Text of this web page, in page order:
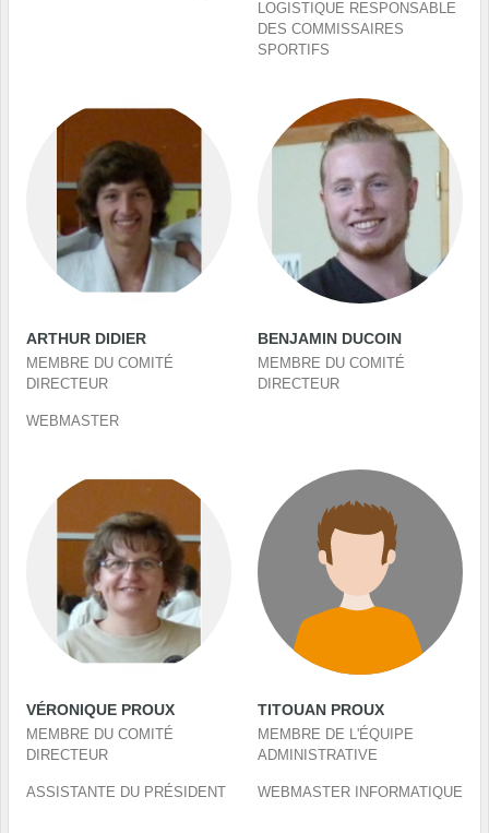
LOGISTIQUE RESPONSABLE
DES COMMISSAIRES
SPORTIFS
ARTHUR DIDIER
MEMBRE DU COMITÉ
DIRECTEUR
WEBMASTER
BENJAMIN DUCOIN
MEMBRE DU COMITÉ
DIRECTEUR
VÉRONIQUE PROUX
MEMBRE DU COMITÉ
DIRECTEUR
ASSISTANTE DU PRÉSIDENT
TITOUAN PROUX
MEMBRE DE L'ÉQUIPE
ADMINISTRATIVE
WEBMASTER INFORMATIQUE